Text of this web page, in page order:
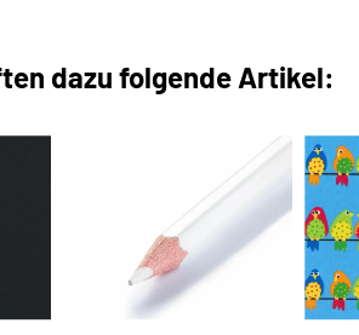
dazu folgende Artikel: